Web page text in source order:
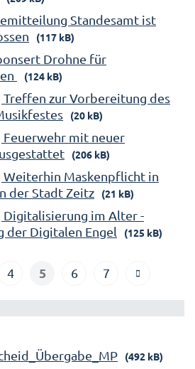
Standesamt ist
(117 kB)
Drohne für
(124 kB)
zur Vorbereitung des
(20 kB)
mit neuer
(206 kB)
Maskenpflicht in
der Stadt Zeitz
(21 kB)
im Alter -
der Digitalen Engel
(125 kB)
4 5 6 7
(492 kB)